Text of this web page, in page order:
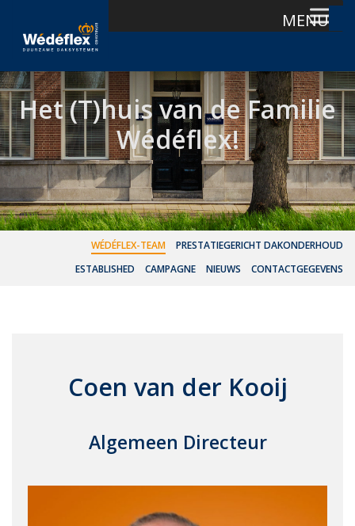
Skip
to
content
Het (T)huis van de Familie
Wédéflex!
WÉDÉFLEX-TEAM
PRESTATIEGERICHT DAKONDERHOUD
ESTABLISHED
CAMPAGNE NIEUWS CONTACTGEGEVENS
Coen van der Kooij
Algemeen Directeur
MENU